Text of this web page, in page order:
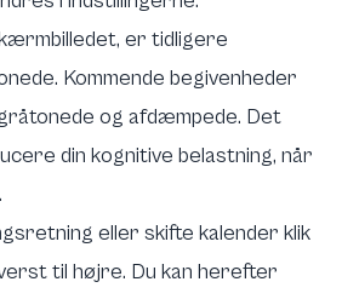
er tidligere
Kommende begivenheder
og afdæmpede. Det
din kognitive belastning, når
eller skifte kalender klik
til højre. Du kan herefter